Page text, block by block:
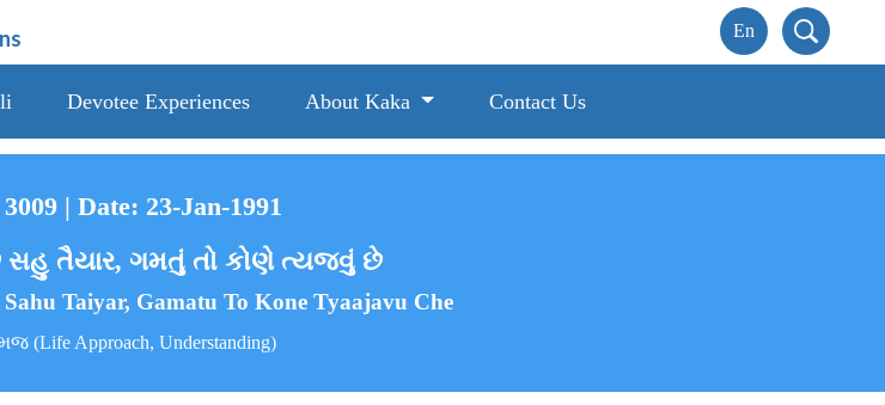
Devotee Experiences About Kaka Contact Us
| Date: 23-Jan-1991
સહુ તૈયાર, ગમતું તો કોણે ત્યજવું છે
Taiyar, Gamatu To Kone Tyaajavu Che
(Life Approach, Understanding)